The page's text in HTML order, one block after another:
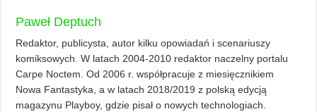
Paweł Deptuch
Redaktor, publicysta, autor kilku opowiadań i scenariuszy
komiksowych. W latach 2004-2010 redaktor naczelny portalu
Carpe Noctem. Od 2006 r. współpracuje z miesięcznikiem
Nowa Fantastyka, a w latach 2018/2019 z polską edycją
magazynu Playboy, gdzie pisał o nowych technologiach.